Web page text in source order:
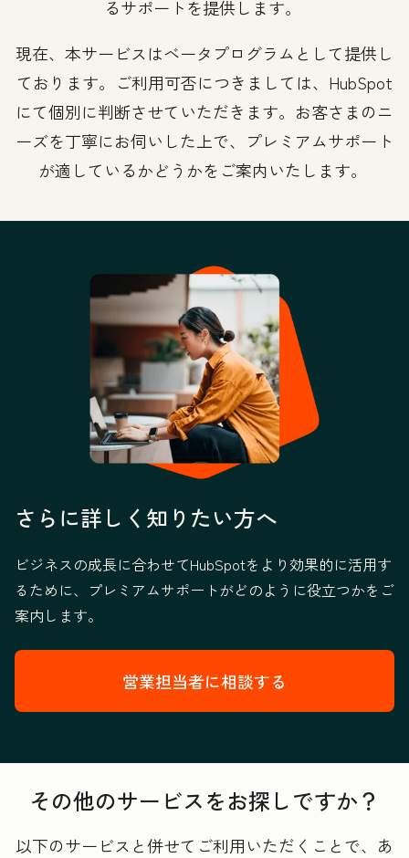
るサポートを提供します。
現在、本サービスはベータプログラムとして提供し
ております。ご利用可否につきましては、HubSpot
にて個別に判断させていただきます。お客さまのニ
ーズを丁寧にお伺いした上で、プレミアムサポート
が適しているかどうかをご案内いたします。
さらに詳しく知りたい方へ
ビジネスの成長に合わせてHubSpotをより効果的に活用す
るために、プレミアムサポートがどのように役立つかをご
案内します。
営業担当者に相談する
その他のサービスをお探しですか？
以下のサービスと併せてご利用いただくことで、あ